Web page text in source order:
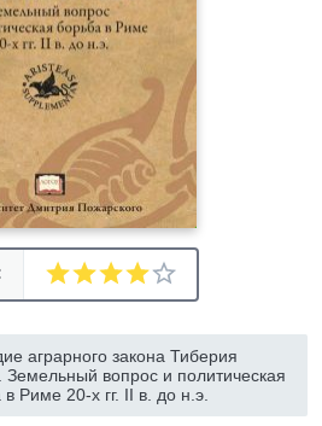
аграрного закона Тиберия
Земельный вопрос и политическая
Риме 20-х гг. II в. до н.э.